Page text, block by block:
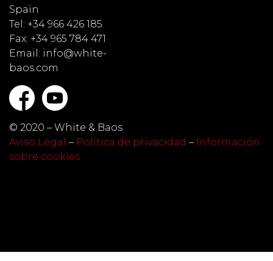
Spain
Tel: +34 966 426 185
Fax: +34 965 784 471
Email: info@white-
baos.com
© 2020 – White & Baos
Aviso Legal – Política de privacidad – Información
sobre cookies